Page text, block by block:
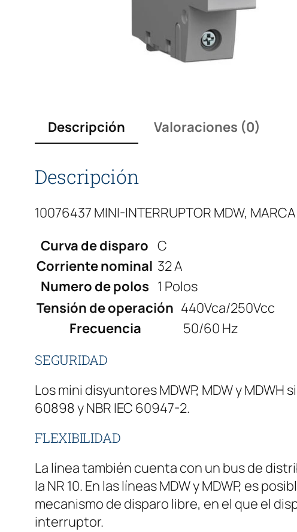
Descripción Valoraciones (0)
Descripción
10076437 MINI-INTERRUPTOR MDW,
Curva de disparo C
Corriente nominal 32 A
Numero de polos 1 Polos
Tensión de operación 440Vca/250Vcc
Frecuencia
50/60 Hz
SEGURIDAD
Los mini disyuntores MDWP, MDW y
60898 y NBR IEC 60947-2.
FLEXIBILIDAD
La línea también cuenta con un bus de
la NR 10. En las líneas MDW y MDWP, es
mecanismo de disparo libre, en el que el
interruptor.